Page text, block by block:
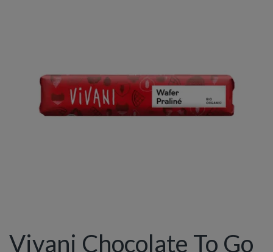
Vivani Chocolate To Go